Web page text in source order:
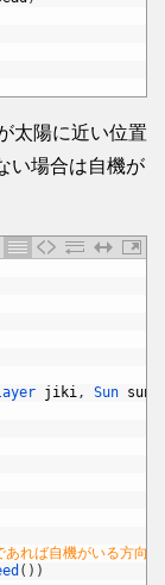
太陽に近い位置
い場合は自機が
jiki, Sun sun
れば自機がいる方向に
( ) )